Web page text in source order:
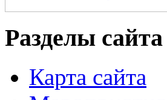
Разделы сайта
Карта сайта